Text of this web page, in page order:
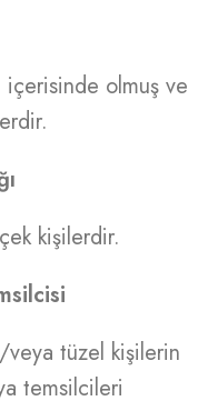
içerisinde olmuş ve
kişilerdir.
veya tüzel kişilerin
temsilcileri